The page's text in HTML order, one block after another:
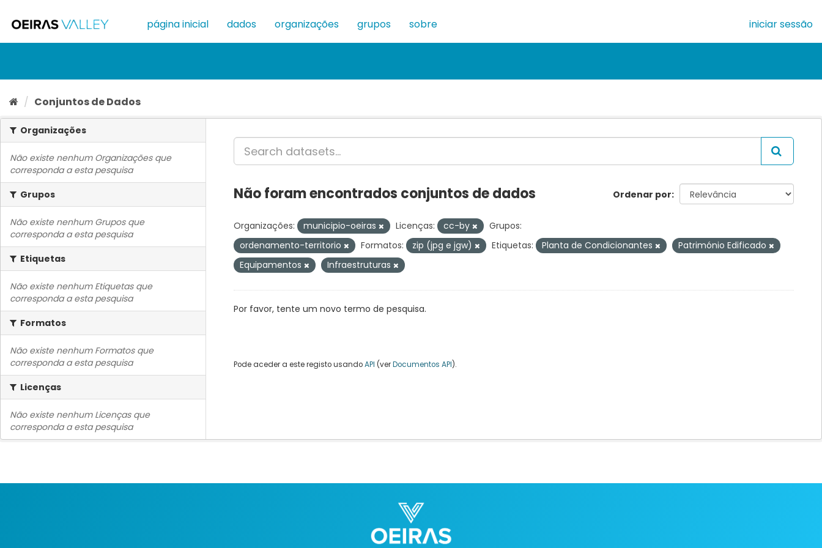
para
conteúdo
página inicial dados organizações grupos sobre iniciar sessão
Conjuntos de Dados
Organizações
Não existe nenhum Organizações que
corresponda a esta pesquisa
Grupos
Não existe nenhum Grupos que
corresponda a esta pesquisa
Etiquetas
Não existe nenhum Etiquetas que
corresponda a esta pesquisa
Formatos
Não existe nenhum Formatos que
corresponda a esta pesquisa
Licenças
Não existe nenhum Licenças que
corresponda a esta pesquisa
Ordenar por
Não foram encontrados conjuntos de dados
Organizações: municipio-oeiras Licenças: cc-by
Grupos:
ordenamento-territorio
Formatos: zip (jpg e jgw) Etiquetas: Planta de Condicionantes
Património Edificado
Equipamentos
Infraestruturas
Por favor, tente um novo termo de pesquisa.
Pode aceder a este registo usandoAPI (verDocumentos API).